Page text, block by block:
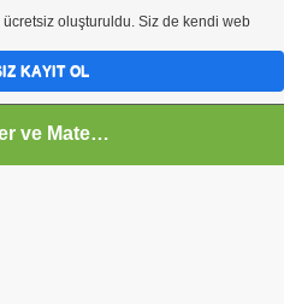
Tüm dersler ve Matematik
ücretsiz oluşturuldu. Siz de kendi web
KAYIT OL